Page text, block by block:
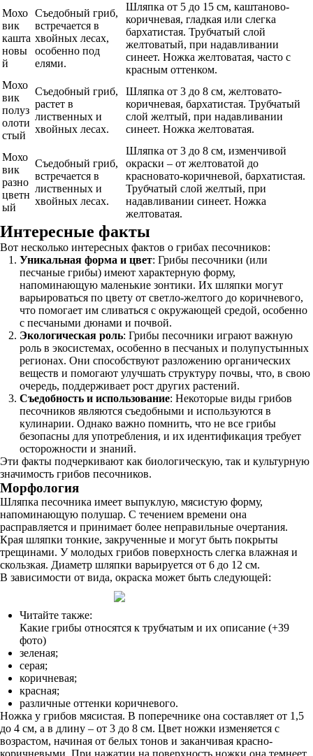
Мохо
вик
кашта
новы
й
Съедобный гриб,
встречается в
хвойных лесах,
особенно под
елями.
Шляпка от 5 до 15 см, каштаново-
коричневая, гладкая или слегка
бархатистая. Трубчатый слой
желтоватый, при надавливании
синеет. Ножка желтоватая, часто с
красным оттенком.
Мохо
вик
полуз
олоти
стый
Съедобный гриб,
растет в
лиственных и
хвойных лесах.
Шляпка от 3 до 8 см, желтовато-
коричневая, бархатистая. Трубчатый
слой желтый, при надавливании
синеет. Ножка желтоватая.
Мохо
вик
разно
цветн
ый
Съедобный гриб,
встречается в
лиственных и
хвойных лесах.
Шляпка от 3 до 8 см, изменчивой
окраски – от желтоватой до
красновато-коричневой, бархатистая.
Трубчатый слой желтый, при
надавливании синеет. Ножка
желтоватая.
Интересные факты
Вот несколько интересных фактов о грибах песочников:
Уникальная форма и цвет: Грибы песочники (или
песчаные грибы) имеют характерную форму,
напоминающую маленькие зонтики. Их шляпки могут
варьироваться по цвету от светло-желтого до коричневого,
что помогает им сливаться с окружающей средой, особенно
с песчаными дюнами и почвой.
Экологическая роль: Грибы песочники играют важную
роль в экосистемах, особенно в песчаных и полупустынных
регионах. Они способствуют разложению органических
веществ и помогают улучшать структуру почвы, что, в свою
очередь, поддерживает рост других растений.
Съедобность и использование: Некоторые виды грибов
песочников являются съедобными и используются в
кулинарии. Однако важно помнить, что не все грибы
безопасны для употребления, и их идентификация требует
осторожности и знаний.
Эти факты подчеркивают как биологическую, так и культурную
значимость грибов песочников.
Морфология
Шляпка песочника имеет выпуклую, мясистую форму,
напоминающую полушар. С течением времени она
расправляется и принимает более неправильные очертания.
Края шляпки тонкие, закрученные и могут быть покрыты
трещинами. У молодых грибов поверхность слегка влажная и
скользкая. Диаметр шляпки варьируется от 6 до 12 см.
В зависимости от вида, окраска может быть следующей:
Читайте также:
Какие грибы относятся к трубчатым и их описание (+39
фото)
зеленая;
серая;
коричневая;
красная;
различные оттенки коричневого.
Ножка у грибов мясистая. В поперечнике она составляет от 1,5
до 4 см, а в длину – от 3 до 8 см. Цвет ножки изменяется с
возрастом, начиная от белых тонов и заканчивая красно-
коричневыми. При нажатии на поверхность ножки она темнеет.